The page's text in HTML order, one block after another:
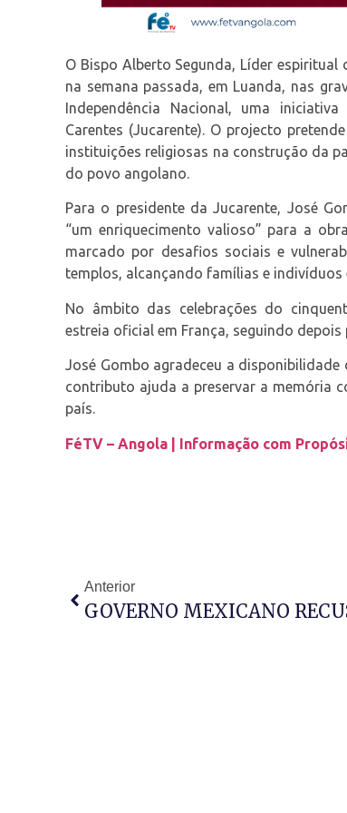
O Bispo Alberto Segunda, Líder
na semana passada, em Luanda, nas
Independência Nacional, uma
Carentes (Jucarente). O projecto
instituições religiosas na construção da
do povo angolano.
Para o presidente da Jucarente, José
“um enriquecimento valioso” para a
marcado por desafios sociais e
templos, alcançando famílias e
No âmbito das celebrações do
estreia oficial em França, seguindo
José Gombo agradeceu a
contributo ajuda a preservar a memória
país.
FéTV – Angola | Informação com
Anterior
GOVERNO MEXICANO